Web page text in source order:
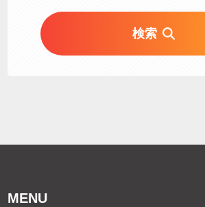
検索
MENU